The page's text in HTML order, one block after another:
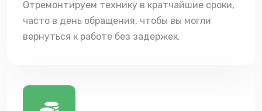
Отремонтируем технику в кратчайшие сроки,
часто в день обращения, чтобы вы могли
вернуться к работе без задержек.